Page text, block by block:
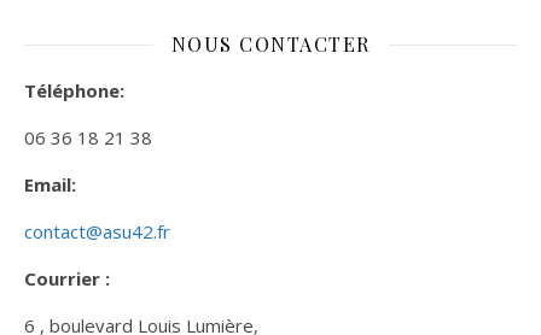
NOUS CONTACTER
Téléphone:
06 36 18 21 38
Email:
contact@asu42.fr
Courrier :
6 , boulevard Louis Lumière,